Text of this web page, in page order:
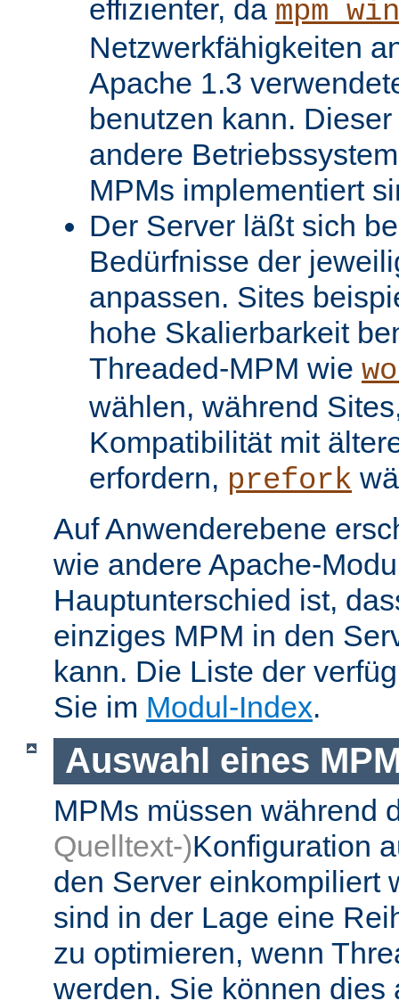
effizienter, da
Netzwerkfähigkeiten
Apache 1.3
benutzen kann.
andere
MPMs implementiert
Der Server läßt sich
Bedürfnisse der
anpassen. Sites
hohe Skalierbarkeit
Threaded-MPM wie
wählen, während
Kompatibilität mit
erfordern, prefork
Auf Anwenderebene
wie andere Apache-
Hauptunterschied ist,
einziges MPM in den
kann. Die Liste der
Sie im Modul-Index.
Auswahl eines
MPMs müssen während
Quelltext-)Konfiguration
den Server einkompiliert
sind in der Lage eine
zu optimieren, wenn
werden. Sie können dies